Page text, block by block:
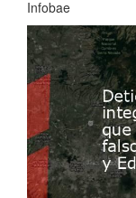
Infobae